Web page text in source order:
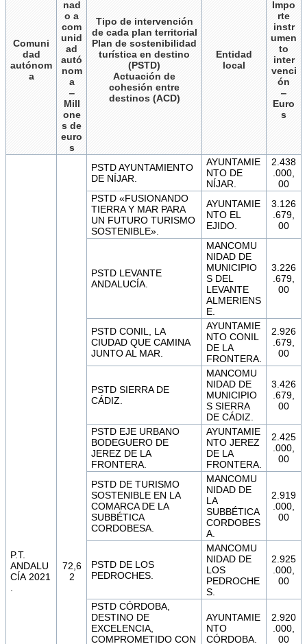
Comuni
dad
autónom
a
nad
o a
com
unid
ad
autó
nom
a
‒
Mill
one
s de
euro
s
Tipo de intervención
de cada plan territorial
Plan de sostenibilidad
turística en destino
(PSTD)
Actuación de
cohesión entre
destinos (ACD)
Entidad
local
Impo
rte
instr
umen
to
inter
venci
ón
‒
Euro
s
P.T.
ANDALU
CÍA 2021
72,6
2
PSTD AYUNTAMIENTO
DE NÍJAR.
AYUNTAMIE
NTO DE
NÍJAR.
2.438
.000,
00
PSTD «FUSIONANDO
TIERRA Y MAR PARA
UN FUTURO TURISMO
SOSTENIBLE».
AYUNTAMIE
NTO EL
EJIDO.
3.126
.679,
00
PSTD LEVANTE
ANDALUCÍA.
MANCOMU
NIDAD DE
MUNICIPIO
S DEL
LEVANTE
ALMERIENS
E.
3.226
.679,
00
PSTD CONIL, LA
CIUDAD QUE CAMINA
JUNTO AL MAR.
AYUNTAMIE
NTO CONIL
DE LA
FRONTERA.
2.926
.679,
00
PSTD SIERRA DE
CÁDIZ.
MANCOMU
NIDAD DE
MUNICIPIO
S SIERRA
DE CÁDIZ.
3.426
.679,
00
PSTD EJE URBANO
BODEGUERO DE
JEREZ DE LA
FRONTERA.
AYUNTAMIE
NTO JEREZ
DE LA
FRONTERA.
2.425
.000,
00
PSTD DE TURISMO
SOSTENIBLE EN LA
COMARCA DE LA
SUBBÉTICA
CORDOBESA.
MANCOMU
NIDAD DE
LA
SUBBÉTICA
CORDOBES
A.
2.919
.000,
00
PSTD DE LOS
PEDROCHES.
MANCOMU
NIDAD DE
LOS
PEDROCHE
S.
2.925
.000,
00
PSTD CÓRDOBA,
DESTINO DE
EXCELENCIA,
COMPROMETIDO CON
AYUNTAMIE
NTO
CÓRDOBA.
2.920
.000,
00